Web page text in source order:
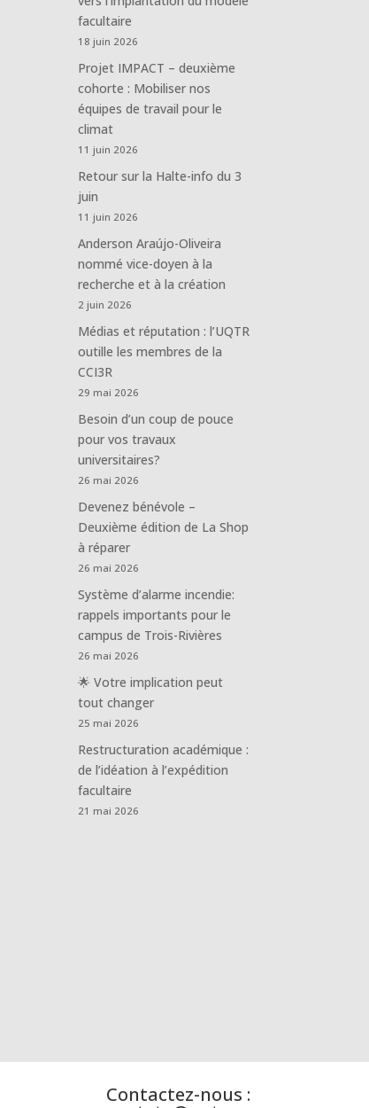
facultaire
18 juin 2026
Projet IMPACT – deuxième
cohorte : Mobiliser nos
équipes de travail pour le
climat
11 juin 2026
Retour sur la Halte-info du 3
juin
11 juin 2026
Anderson Araújo-Oliveira
nommé vice-doyen à la
recherche et à la création
2 juin 2026
Médias et réputation : l’UQTR
outille les membres de la
CCI3R
29 mai 2026
Besoin d’un coup de pouce
pour vos travaux
universitaires?
26 mai 2026
Devenez bénévole –
Deuxième édition de La Shop
à réparer
26 mai 2026
Système d’alarme incendie:
rappels importants pour le
campus de Trois-Rivières
26 mai 2026
🌟 Votre implication peut
tout changer
25 mai 2026
Restructuration académique :
de l’idéation à l’expédition
facultaire
21 mai 2026
Contactez-nous :